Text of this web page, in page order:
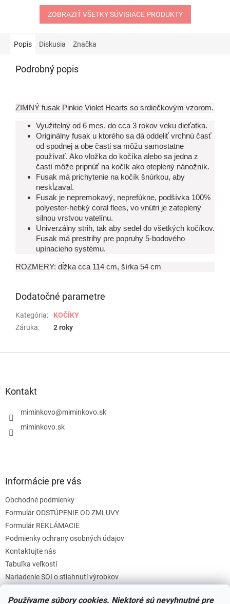
Používame súbory cookies. Niektoré sú nevyhnutné pre
ZOBRAZIŤ VŠETKY SÚVISIACE PRODUKTY
Popis Diskusia Značka
Podrobný popis
ZIMNÝ fusak Pinkie Violet Hearts so srdiečkovým vzorom.
Využitelný od 6 mes. do cca 3 rokov veku dieťatka.
Originálny fusak u ktorého sa dá oddeliť vrchnú časť
od spodnej a obe časti sa môžu samostatne
používať. Ako vložka do kočíka alebo sa jedna z
častí môže pripnúť na kočík ako oteplený nánožník.
Fusak má prichytenie na kočík šnúrkou, aby
neskĺzaval.
Fusak je nepremokavý, neprefúkne, podšívka 100%
polyester-hebký coral flees, vo vnútri je zateplený
silnou vrstvou vatelínu.
Univerzálny strih, tak aby sedel do všetkých kočíkov.
Fusak má prestrihy pre popruhy 5-bodového
upínacieho systému.
ROZMERY: dĺžka cca 114 cm, šírka 54 cm
Dodatočné parametre
Kategória:
KOČÍKY
Záruka: 2 roky
Kontakt
miminkovo@miminkovo.sk
miminkovo.sk
Informácie pre vás
Obchodné podmienky
Formulár ODSTÚPENIE OD ZMLUVY
Formulár REKLÁMACIE
Podmienky ochrany osobných údajov
Kontaktujte nás
Tabuľka veľkostí
Nariadenie SOI o stiahnutí výrobkov